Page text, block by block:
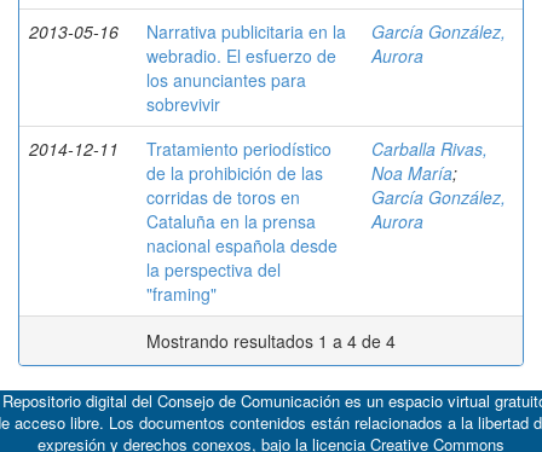
2013-05-16
Narrativa publicitaria en la
webradio. El esfuerzo de
los anunciantes para
sobrevivir
García González,
Aurora
2014-12-11
Tratamiento periodístico
de la prohibición de las
corridas de toros en
Cataluña en la prensa
nacional española desde
la perspectiva del
"framing"
Carballa Rivas,
Noa María;
García González,
Aurora
Mostrando resultados 1 a 4 de 4
digital del Consejo de Comunicación es un espacio virtual
acceso libre. Los documentos contenidos están relacionados a la libertad
expresión y derechos conexos, bajo la licencia Creative Commons